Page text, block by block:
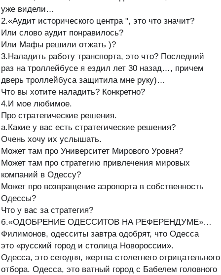
уже видели…
2.«Аудит исторического центра ", это что значит?
Или слово аудит понравилось?
Или Мафы решили отжать )?
3.Наладить работу транспорта, это что? Последний
раз на троллейбусе я ездил лет 30 назад…, причем
дверь троллейбуса защитила мне руку)…
Что вы хотите наладить? Конкретно?
4.И мое любимое.
Про стратегические решения.
а.Какие у вас есть стратегические решения?
Очень хочу их услышать.
Может там про Университет Мирового Уровня?
Может там про стратегию привлечения мировых
компаний в Одессу?
Может про возвращение аэропорта в собственность
Одессы?
Что у вас за стратегия?
б.«ОДОБРЕНИЕ ОДЕССИТОВ НА РЕФЕРЕНДУМЕ»…
Филимонов, одесситы завтра одобрят, что Одесса
это «русский город и столица Новороссии».
Одесса, это сегодня, жертва столетнего отрицательного
отбора. Одесса, это ватный город с Бабелем головного